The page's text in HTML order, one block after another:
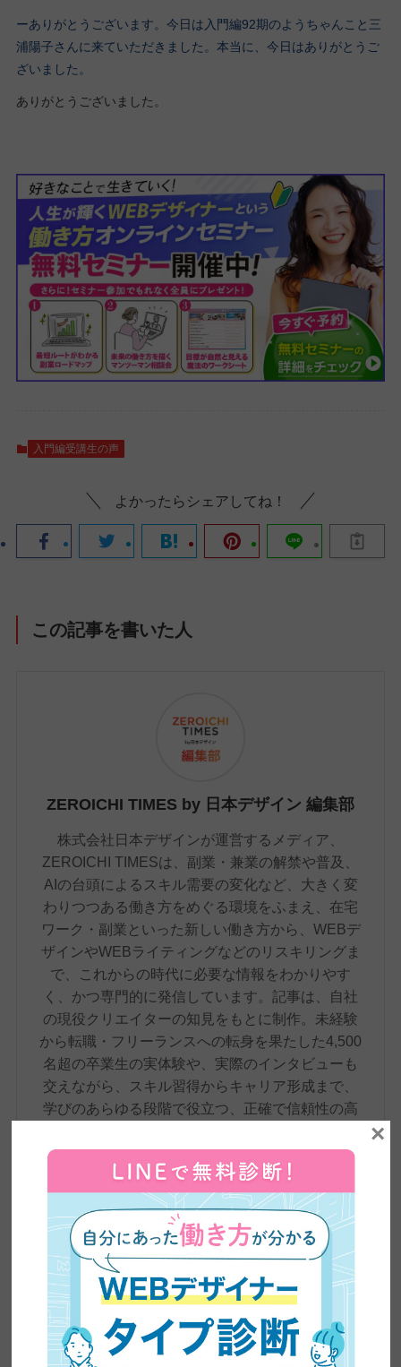
ーありがとうございます。今日は入門編92期のようちゃんこと三
浦陽子さんに来ていただきました。本当に、今日はありがとうご
ざいました。
ありがとうございました。
入門編受講生の声
よかったらシェアしてね！
この記事を書いた人
ZEROICHI TIMES by 日本デザイン 編集部
株式会社日本デザインが運営するメディア、
ZEROICHI TIMESは、副業・兼業の解禁や普及、
AIの台頭によるスキル需要の変化など、大きく変
わりつつある働き方をめぐる環境をふまえ、在宅
ワーク・副業といった新しい働き方から、WEBデ
ザインやWEBライティングなどのリスキリングま
で、これからの時代に必要な情報をわかりやす
く、かつ専門的に発信しています。記事は、自社
の現役クリエイターの知見をもとに制作。未経験
から転職・フリーランスへの転身を果たした4,500
名超の卒業生の実体験や、実際のインタビューも
交えながら、スキル習得からキャリア形成まで、
学びのあらゆる段階で役立つ、正確で信頼性の高
卒業生実績インタビュー
×